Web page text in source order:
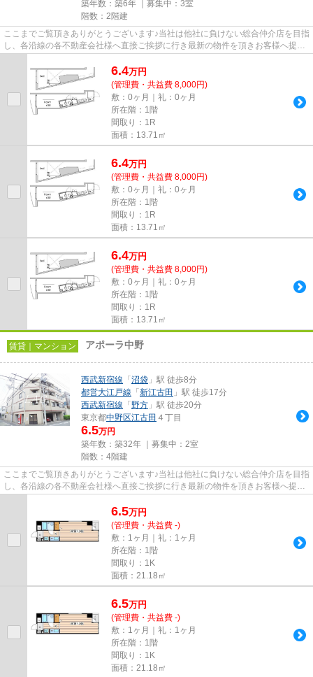
築年数：築6年 ｜募集中： 3室
階数：2階建
ここまでご覧頂きありがとうございます♪当社は他社に負けない総合仲介店を目指
し、各沿線の各不動産会社様へ直接ご挨拶に行き最新の物件を頂きお客様へ提供
6.4万円
(管理費・共益費 8,000円)
敷：0ヶ月｜礼：0ヶ月
所在階：1階
間取り：1R
面積：13.71㎡
6.4万円
(管理費・共益費 8,000円)
敷：0ヶ月｜礼：0ヶ月
所在階：1階
間取り：1R
面積：13.71㎡
6.4万円
(管理費・共益費 8,000円)
敷：0ヶ月｜礼：0ヶ月
所在階：1階
間取り：1R
面積：13.71㎡
賃貸｜マンション アポーラ中野
西武新宿線 「 沼袋 」駅 徒歩8分
都営大江戸線 「 新江古田 」駅 徒歩17分
西武新宿線 「 野方 」駅 徒歩20分
東京都中野区江古田 ４丁目
6.5万円
築年数：築32年 ｜募集中： 2室
階数：4階建
ここまでご覧頂きありがとうございます♪当社は他社に負けない総合仲介店を目指
し、各沿線の各不動産会社様へ直接ご挨拶に行き最新の物件を頂きお客様へ提供
6.5万円
(管理費・共益費 -)
敷：1ヶ月｜礼：1ヶ月
所在階：1階
間取り：1K
面積：21.18㎡
6.5万円
(管理費・共益費 -)
敷：1ヶ月｜礼：1ヶ月
所在階：1階
間取り：1K
面積：21.18㎡